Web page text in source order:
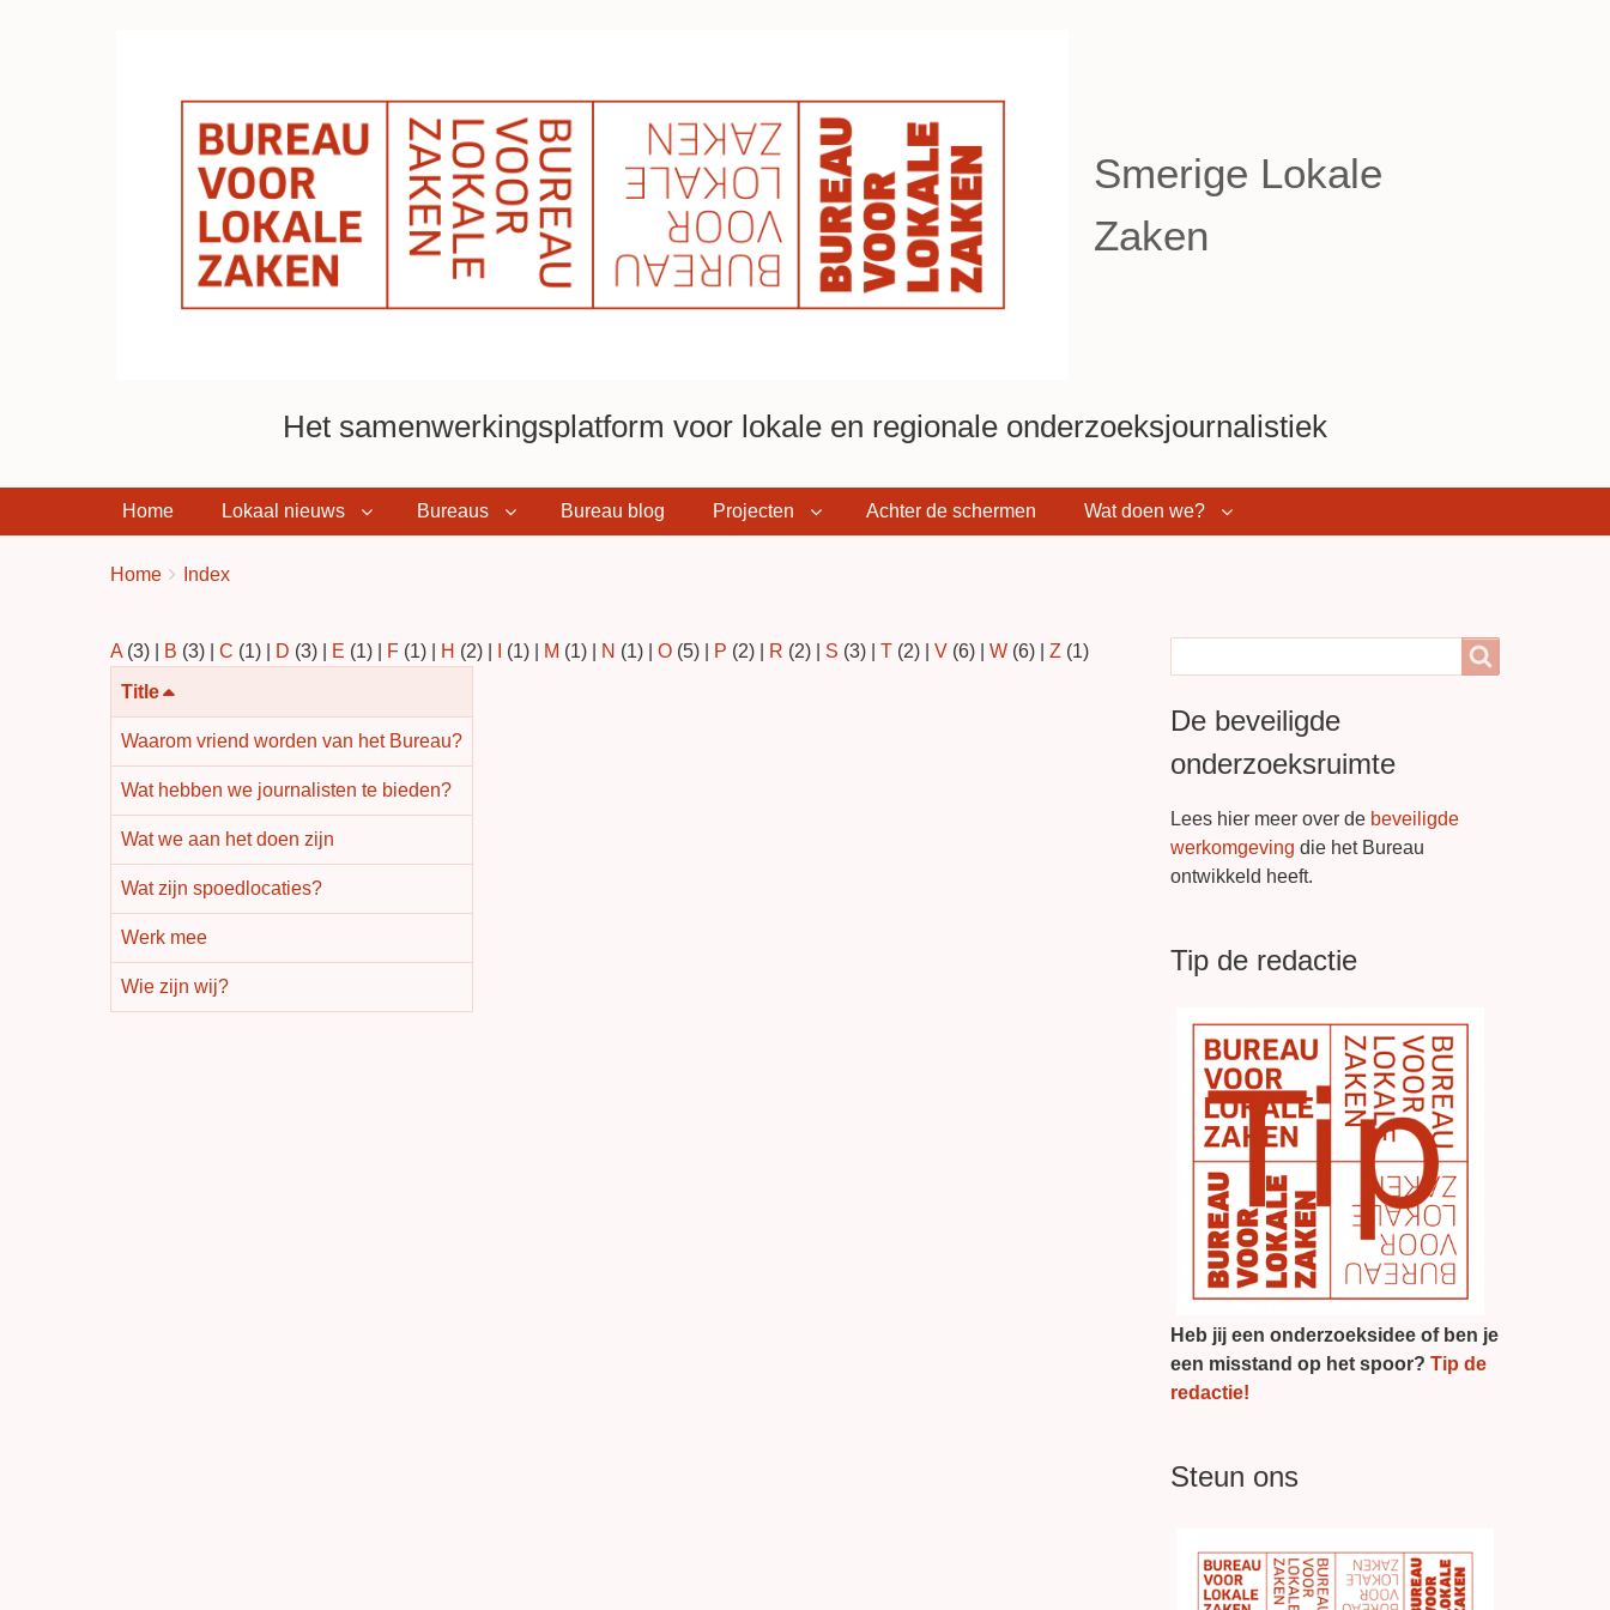
Smerige Lokale
Zaken
Het samenwerkingsplatform voor lokale en regionale onderzoeksjournalistiek
Home Lokaal nieuws Bureaus Bureau blog Projecten Achter de schermen Wat doen we?
Breadcrumbs
You
Home Index
A (3) B (3) C (1) D (3) E (1) F (1) H (2) (1) M (1) N (1) O (5) P (2) R (2) S (3) T (2) V (6) W (6) Z (1)
TitleAflopend
sorteren
Waarom vriend worden van het Bureau?
Wat hebben we journalisten te bieden?
Wat we aan het doen zijn
Wat zijn spoedlocaties?
Werk mee
Wie zijn wij?
De beveiligde
onderzoeksruimte
Lees hier meer over de beveiligde
werkomgeving die het Bureau
ontwikkeld heeft.
Tip de redactie
Heb jij een onderzoeksidee of ben je
een misstand op het spoor? Tip de
redactie!
Steun ons